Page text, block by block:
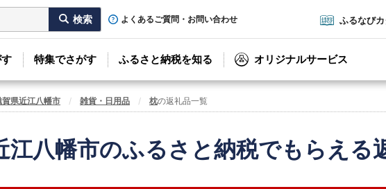
よくあるご質問・お問い合わせ ふるなび
特集でさがす ふるさと納税を知る オリジナルサービス
賀県近江八幡市 雑貨・日用品 枕の返礼品一覧
江八幡市のふるさと納税でもらえる